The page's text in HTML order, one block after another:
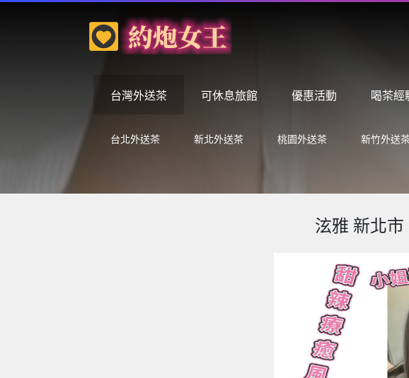
台灣外送茶 可休息旅館 優惠活動 喝茶經
台北外送茶 新北外送茶 桃園外送茶 新竹外送茶
泫雅 新北市